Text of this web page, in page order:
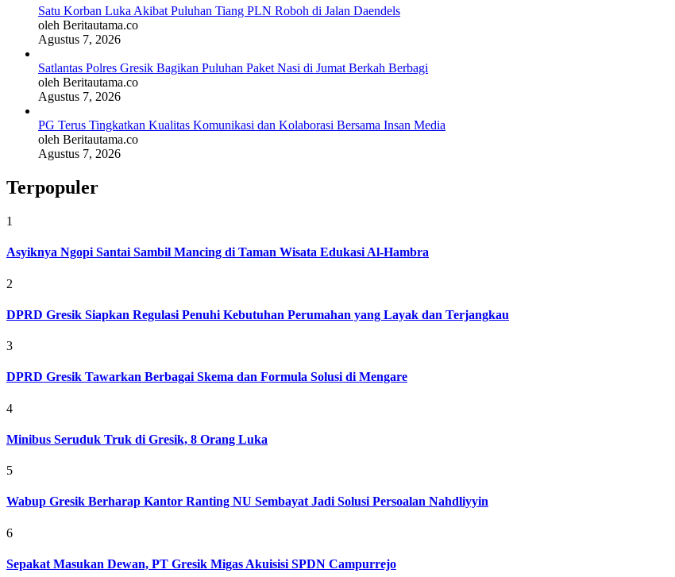
Satu Korban Luka Akibat Puluhan Tiang PLN Roboh di Jalan Daendels
oleh Beritautama.co
Agustus 7, 2026
Satlantas Polres Gresik Bagikan Puluhan Paket Nasi di Jumat Berkah Berbagi
oleh Beritautama.co
Agustus 7, 2026
PG Terus Tingkatkan Kualitas Komunikasi dan Kolaborasi Bersama Insan Media
oleh Beritautama.co
Agustus 7, 2026
Terpopuler
1
Asyiknya Ngopi Santai Sambil Mancing di Taman Wisata Edukasi Al-Hambra
2
DPRD Gresik Siapkan Regulasi Penuhi Kebutuhan Perumahan yang Layak dan Terjangkau
3
DPRD Gresik Tawarkan Berbagai Skema dan Formula Solusi di Mengare
4
Minibus Seruduk Truk di Gresik, 8 Orang Luka
5
Wabup Gresik Berharap Kantor Ranting NU Sembayat Jadi Solusi Persoalan Nahdliyyin
6
Sepakat Masukan Dewan, PT Gresik Migas Akuisisi SPDN Campurrejo